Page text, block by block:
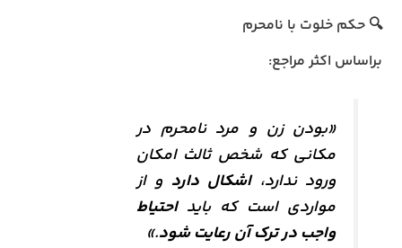
🔍 حکم خلوت با نامحرم
براساس اکثر مراجع:
«بودن زن و مرد نامحرم در
مکانی که شخص ثالث امکان
ورود ندارد،اشکال دارد و از
مواردی است که بایداحتیاط
واجب در ترک آن رعایت شود.»